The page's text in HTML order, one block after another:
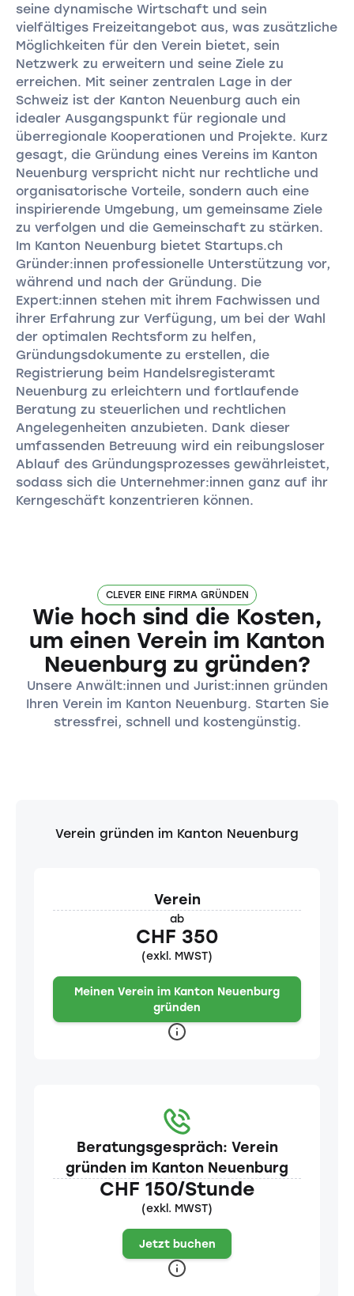
seine dynamische Wirtschaft und sein
vielfältiges Freizeitangebot aus, was zusätzliche
Möglichkeiten für den Verein bietet, sein
Netzwerk zu erweitern und seine Ziele zu
erreichen. Mit seiner zentralen Lage in der
Schweiz ist der Kanton Neuenburg auch ein
idealer Ausgangspunkt für regionale und
überregionale Kooperationen und Projekte. Kurz
gesagt, die Gründung eines Vereins im Kanton
Neuenburg verspricht nicht nur rechtliche und
organisatorische Vorteile, sondern auch eine
inspirierende Umgebung, um gemeinsame Ziele
zu verfolgen und die Gemeinschaft zu stärken.
Im Kanton Neuenburg bietet Startups.ch
Gründer:innen professionelle Unterstützung vor,
während und nach der Gründung. Die
Expert:innen stehen mit ihrem Fachwissen und
ihrer Erfahrung zur Verfügung, um bei der Wahl
der optimalen Rechtsform zu helfen,
Gründungsdokumente zu erstellen, die
Registrierung beim Handelsregisteramt
Neuenburg zu erleichtern und fortlaufende
Beratung zu steuerlichen und rechtlichen
Angelegenheiten anzubieten. Dank dieser
umfassenden Betreuung wird ein reibungsloser
Ablauf des Gründungsprozesses gewährleistet,
sodass sich die Unternehmer:innen ganz auf ihr
Kerngeschäft konzentrieren können.
CLEVER EINE FIRMA GRÜNDEN
Wie hoch sind die Kosten,
um einen Verein im Kanton
Neuenburg zu gründen?
Unsere Anwält:innen und Jurist:innen gründen
Ihren Verein im Kanton Neuenburg. Starten Sie
stressfrei, schnell und kostengünstig.
Verein gründen im Kanton Neuenburg
Verein
ab
CHF 350
(exkl. MWST)
Meinen Verein im Kanton Neuenburg
gründen
Beratungsgespräch: Verein
gründen im Kanton Neuenburg
CHF 150/Stunde
(exkl. MWST)
Jetzt buchen